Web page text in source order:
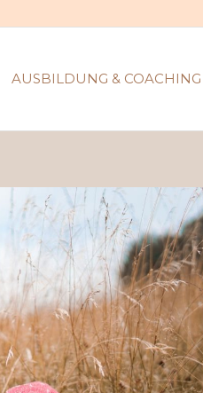
AUSBILDUNG & COACHING